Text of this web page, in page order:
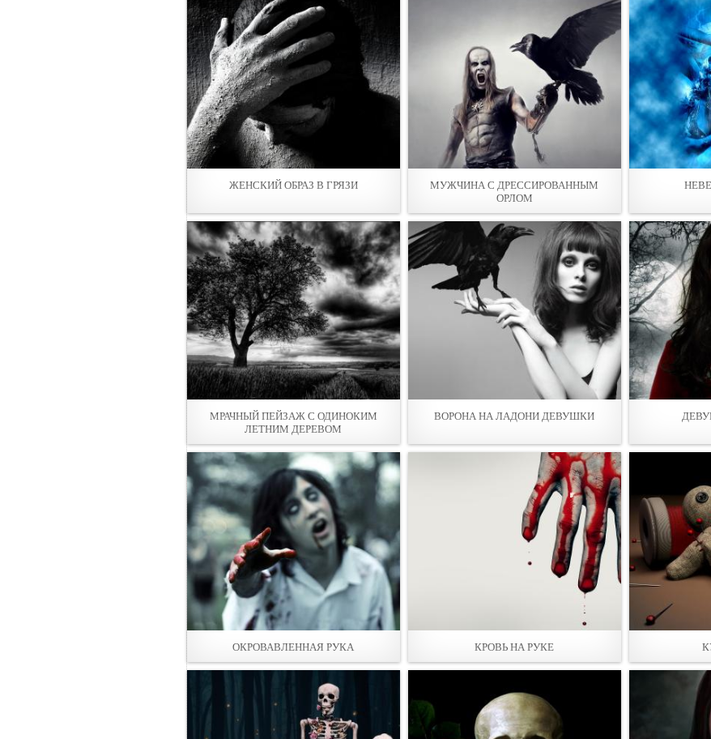
ЖЕНСКИЙ ОБРАЗ В ГРЯЗИ
МУЖЧИНА С ДРЕССИРОВАННЫМ
ОРЛОМ
МРАЧНЫЙ ПЕЙЗАЖ С ОДИНОКИМ
ЛЕТНИМ ДЕРЕВОМ
ВОРОНА НА ЛАДОНИ ДEВУШКИ
ОКРОВАВЛЕННАЯ РУКА КРОВЬ НА РУКЕ